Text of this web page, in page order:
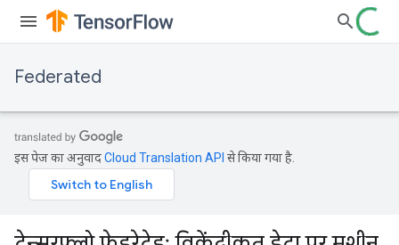
Federated
इस पेज का अनुवादCloud Translation API से किया गया है.